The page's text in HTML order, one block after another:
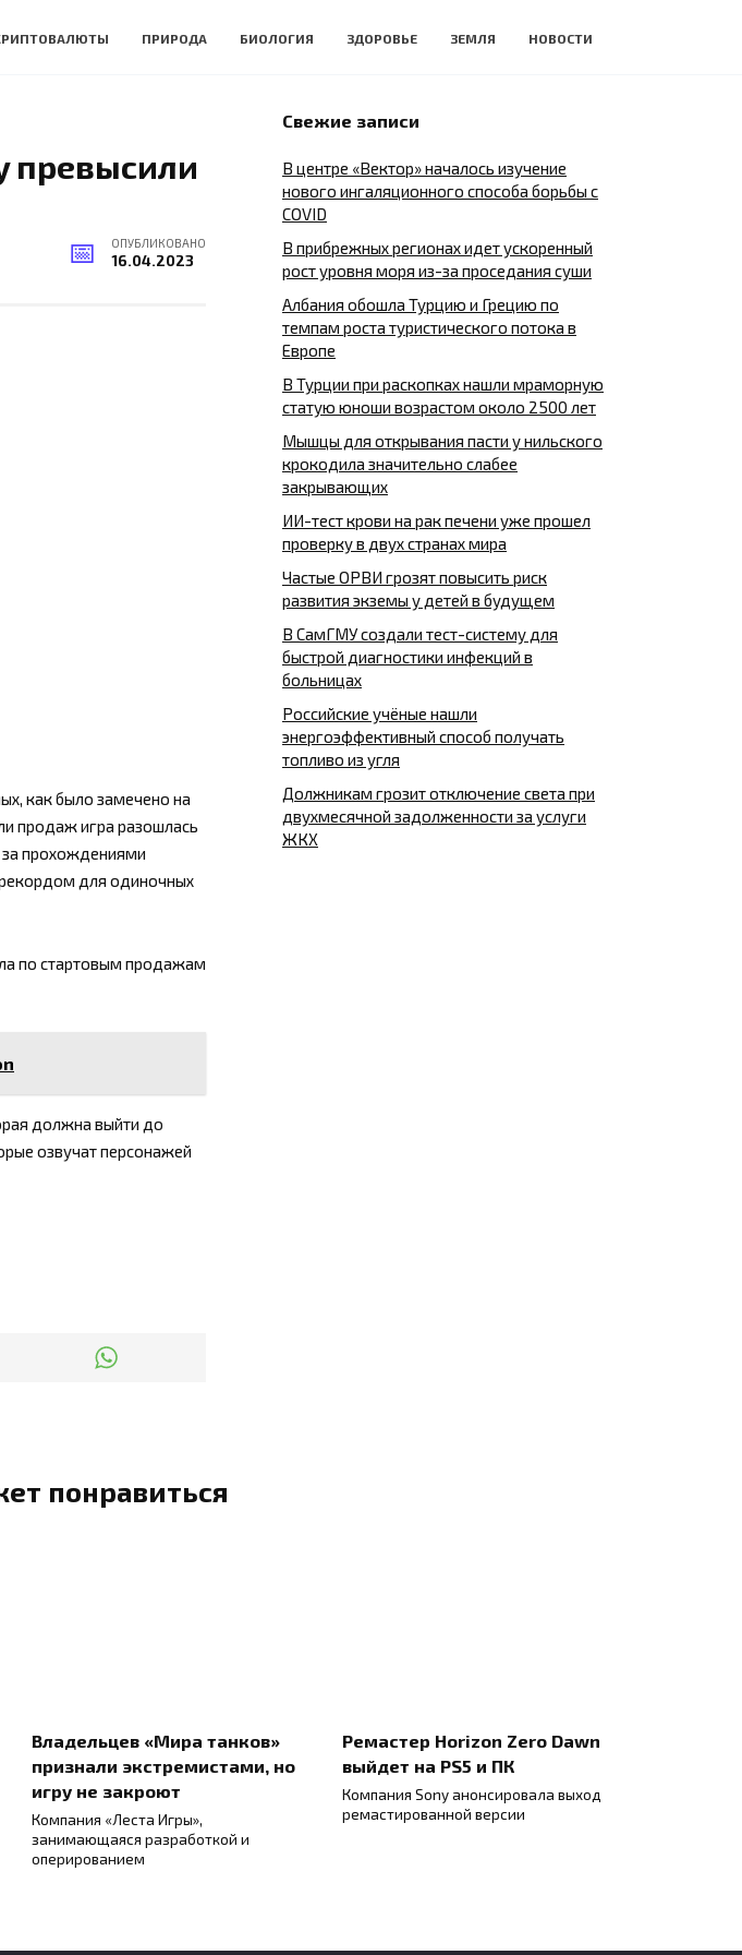
ПРИРОДА БИОЛОГИЯ ЗДОРОВЬЕ ЗЕМЛЯ НОВОСТИ
превысили
ОПУБЛИКОВАНО
16.04.2023
как было замечено на
продаж игра разошлась
прохождениями
для одиночных
по стартовым продажам
должна выйти до
озвучат персонажей
Свежие записи
В центре «Вектор» началось изучение
нового ингаляционного способа борьбы с
COVID
В прибрежных регионах идет ускоренный
рост уровня моря из-за проседания суши
Албания обошла Турцию и Грецию по
темпам роста туристического потока в
Европе
В Турции при раскопках нашли мраморную
статую юноши возрастом около 2500 лет
Мышцы для открывания пасти у нильского
крокодила значительно слабее
закрывающих
ИИ-тест крови на рак печени уже прошел
проверку в двух странах мира
Частые ОРВИ грозят повысить риск
развития экземы у детей в будущем
В СамГМУ создали тест-систему для
быстрой диагностики инфекций в
больницах
Российские учёные нашли
энергоэффективный способ получать
топливо из угля
Должникам грозит отключение света при
двухмесячной задолженности за услуги
ЖКХ
понравиться
Владельцев «Мира танков»
признали экстремистами, но
игру не закроют
Компания «Леста Игры»,
занимающаяся разработкой и
оперированием
Ремастер Horizon Zero Dawn
выйдет на PS5 и ПК
Компания Sony анонсировала выход
ремастированной версии